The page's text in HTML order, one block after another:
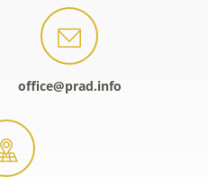
office@prad.info